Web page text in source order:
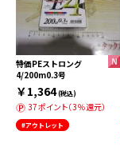
特価PEストロング
4/200m0.3号
￥1,364(税込)
37ポイント（3％還元）
#アウトレット